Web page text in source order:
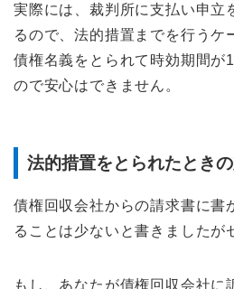
実際には、裁判所に支払い申立
るので、法的措置までを行うケ
債権名義をとられて時効期間が
ので安心はできません。
法的措置をとられたとき
債権回収会社からの請求書に書
ることは少ないと書きましたが
もし、あなたが債権回収会社に